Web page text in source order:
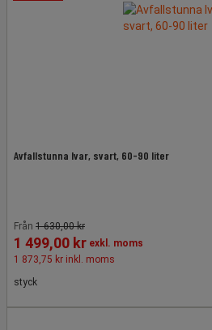
Avfallstunna Ivar, svart, 60-90 liter
Från 1 630,00 kr
1 499,00 kr exkl. moms
1 873,75 kr inkl. moms
styck